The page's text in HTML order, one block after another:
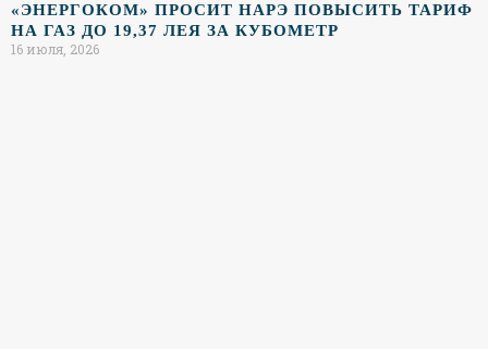
«ЭНЕРГОКОМ» ПРОСИТ НАРЭ ПОВЫСИТЬ ТАРИФ
НА ГАЗ ДО 19,37 ЛЕЯ ЗА КУБОМЕТР
16 июля, 2026